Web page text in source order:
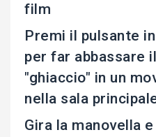
film
Premi il pulsante
per far abbassare
"ghiaccio" in un
nella sala
Gira la manovella